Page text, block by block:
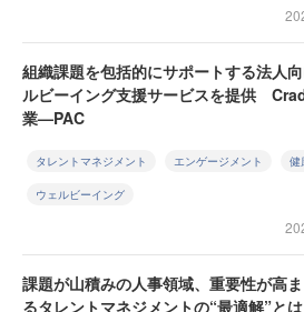
組織課題を包括的にサポートする法人
ルビーイング支援サービスを提供
業—PAC
タレントマネジメント エンゲージメント 健
ウェルビーイング
課題が山積みの人事領域、重要性が高
るタレントマネジメントの“最適解”とは